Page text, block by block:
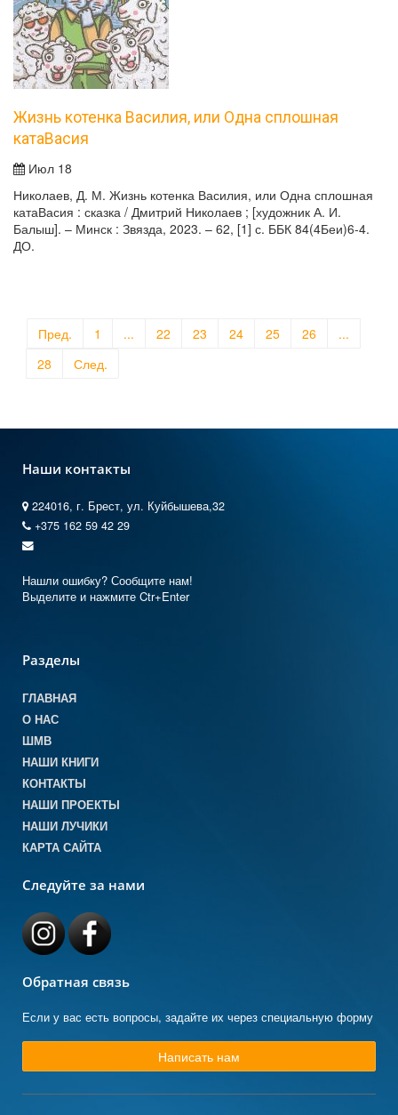
Жизнь котенка Василия, или Одна сплошная
катаВасия
Июл 18
Николаев, Д. М. Жизнь котенка Василия, или Одна сплошная
катаВасия : сказка / Дмитрий Николаев ; [художник А. И.
Балыш]. – Минск : Звязда, 2023. – 62, [1] с. ББК 84(4Беи)6-4.
ДО.
Пред. 1 ... 22 23 24 25 26
...
28
След.
Наши контакты
224016, г. Брест, ул. Куйбышева,32
+375 162 59 42 29
Нашли ошибку? Сообщите нам!
Выделите и нажмите Ctr+Enter
Разделы
ГЛАВНАЯ
О НАС
ШМВ
НАШИ КНИГИ
КОНТАКТЫ
НАШИ ПРОЕКТЫ
НАШИ ЛУЧИКИ
КАРТА САЙТА
Следуйте за нами
Обратная связь
Если у вас есть вопросы, задайте их через специальную форму
Написать нам